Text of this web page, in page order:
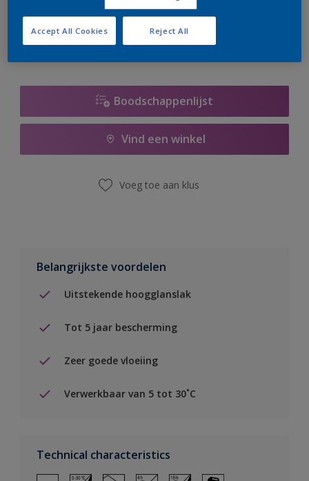
er hard aan om de voorraad aan te vullen.
Boodschappenlijst
Vind een winkel
Voeg toe aan klus
Belangrijkste voordelen
Uitstekende hoogglanslak
Tot 5 jaar bescherming
Zeer goede vloeiing
Verwerkbaar van 5 tot 30˚C
Technical characteristics
Reject All
Accept All Cookies